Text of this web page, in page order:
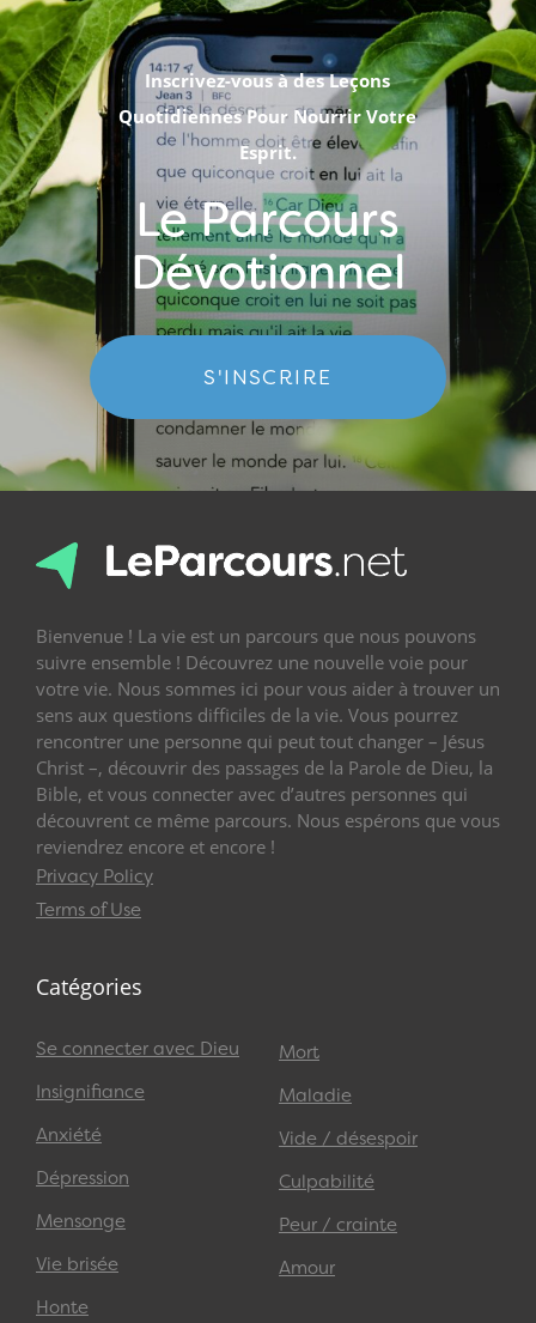
Inscrivez-vous à des Leçons
Quotidiennes Pour Nourrir Votre
Esprit.
Le Parcours
Dévotionnel
S'INSCRIRE
Bienvenue ! La vie est un parcours que nous pouvons
suivre ensemble ! Découvrez une nouvelle voie pour
votre vie. Nous sommes ici pour vous aider à trouver un
sens aux questions difficiles de la vie. Vous pourrez
rencontrer une personne qui peut tout changer – Jésus
Christ –, découvrir des passages de la Parole de Dieu, la
Bible, et vous connecter avec d’autres personnes qui
découvrent ce même parcours. Nous espérons que vous
reviendrez encore et encore !
Privacy Policy
Terms of Use
Catégories
Se connecter avec Dieu
Insignifiance
Anxiété
Dépression
Mensonge
Vie brisée
Honte
Mort
Maladie
Vide / désespoir
Culpabilité
Peur / crainte
Amour